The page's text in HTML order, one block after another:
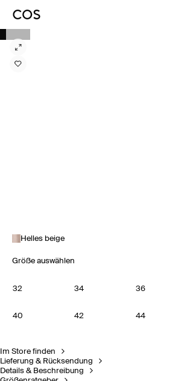
Helles beige
Größe auswählen
32 34 36
40 42 44
Im Store finden
Lieferung & Rücksendung
Details & Beschreibung